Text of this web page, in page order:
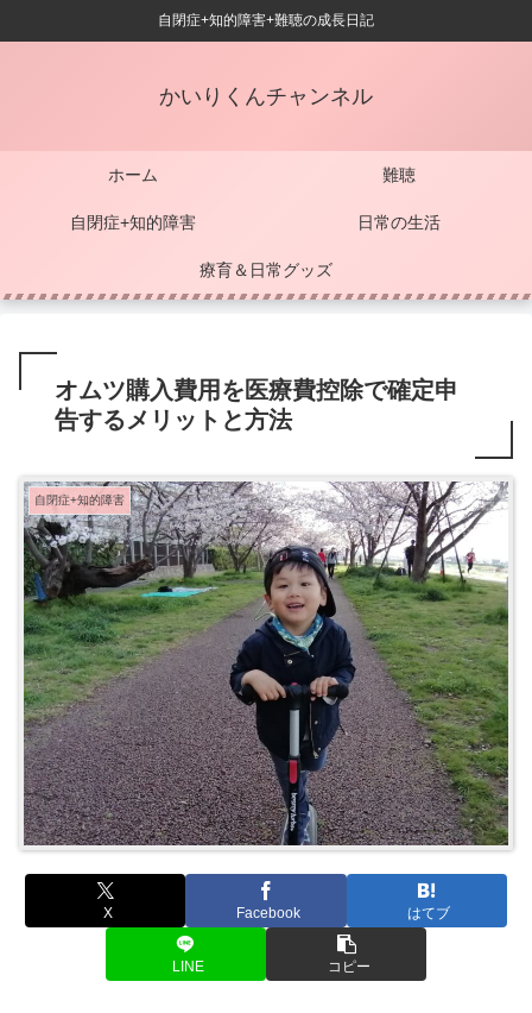
自閉症+知的障害+難聴の成長日記
かいりくんチャンネル
ホーム 難聴
自閉症+知的障害 日常の生活
療育＆日常グッズ
オムツ購入費用を医療費控除で確定申
告するメリットと方法
自閉症+知的障害
X Facebook はてブ
LINE コピー